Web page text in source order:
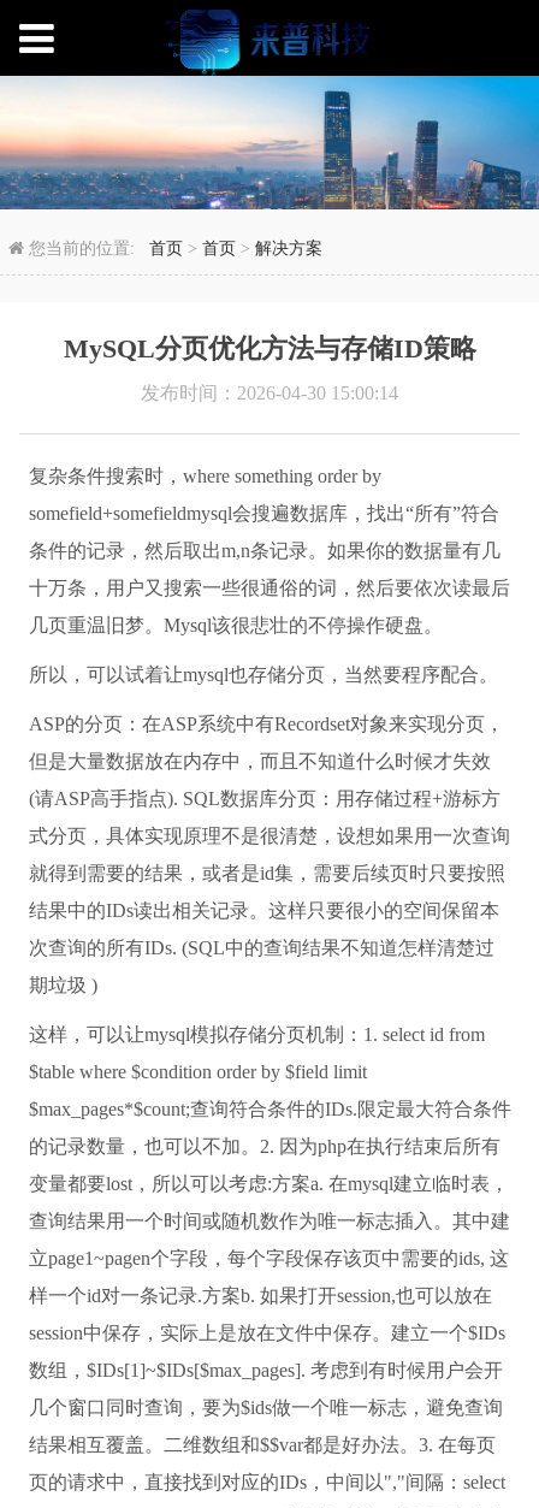
MySQL分页优化方法
您当前的位置:首页 >首页 >解决方案
MySQL分页优化方法与存储ID策略
发布时间：2026-04-30 15:00:14
复杂条件搜索时，where something order by
somefield+somefieldmysql会搜遍数据库，找出“所有”符合
条件的记录，然后取出m,n条记录。如果你的数据量有几
十万条，用户又搜索一些很通俗的词，然后要依次读最后
几页重温旧梦。Mysql该很悲壮的不停操作硬盘。
所以，可以试着让mysql也存储分页，当然要程序配合。
ASP的分页：在ASP系统中有Recordset对象来实现分页，
但是大量数据放在内存中，而且不知道什么时候才失效
(请ASP高手指点). SQL数据库分页：用存储过程+游标方
式分页，具体实现原理不是很清楚，设想如果用一次查询
就得到需要的结果，或者是id集，需要后续页时只要按照
结果中的IDs读出相关记录。这样只要很小的空间保留本
次查询的所有IDs. (SQL中的查询结果不知道怎样清楚过
期垃圾 )
这样，可以让mysql模拟存储分页机制：1. select id from
$table where $condition order by $field limit
$max_pages*$count;查询符合条件的IDs.限定最大符合条件
的记录数量，也可以不加。2. 因为php在执行结束后所有
变量都要lost，所以可以考虑:方案a. 在mysql建立临时表，
查询结果用一个时间或随机数作为唯一标志插入。其中建
立page1~pagen个字段，每个字段保存该页中需要的ids, 这
样一个id对一条记录.方案b. 如果打开session,也可以放在
session中保存，实际上是放在文件中保存。建立一个$IDs
数组，$IDs[1]~$IDs[$max_pages]. 考虑到有时候用户会开
几个窗口同时查询，要为$ids做一个唯一标志，避免查询
结果相互覆盖。二维数组和$$var都是好办法。3. 在每页
页的请求中，直接找到对应的IDs，中间以","间隔：select